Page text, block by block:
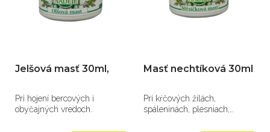
Jelšová masť 30ml,
Pri hojení bercových i
obyčajných vredoch.
Masť nechtíková 30ml
Pri kŕčových žilách,
spáleninách, plesniach,